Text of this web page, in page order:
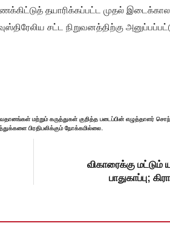
தயாரிக்கப்பட்ட முதல்
சட்ட நிறுவனத்திற்கு
மற்றும் கருத்துகள் குறித்த படைப்பின் எழுத்தாளர்
பிரதிபலிக்கும் நோக்கமில்லை.
விகாரைக்கு மட்டும்
பாதுகாப்பு;